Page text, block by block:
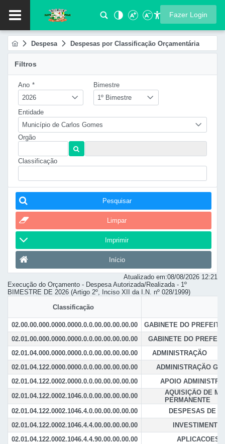
Fazer Login
Despesa Despesas por Classificação Orçamentária
Filtros
Ano *
2026
Bimestre
1º Bimestre
Entidade
Município de Carlos Gomes
Orgão
Classificação
Pesquisar
Limpar
Imprimir
Início
Atualizado em:08/08/2026 12:21
Execução do Orçamento - Despesa Autorizada/Realizada - 1º
BIMESTRE DE 2026 (Artigo 2º, Inciso XII da I.N. nº 028/1999)
Classificação
02.00.00.000.0000.0000.0.0.00.00.00.00.00
GABINETE DO PREFEITO
02.01.00.000.0000.0000.0.0.00.00.00.00.00
GABINETE DO
02.01.04.000.0000.0000.0.0.00.00.00.00.00
ADMINISTRAÇÄO
02.01.04.122.0000.0000.0.0.00.00.00.00.00
ADMINISTRAÇÄO
02.01.04.122.0002.0000.0.0.00.00.00.00.00
APOIO
02.01.04.122.0002.1046.0.0.00.00.00.00.00
AQUISIÇÃO DE
PERMANENTE
02.01.04.122.0002.1046.4.0.00.00.00.00.00
DESPESAS DE
02.01.04.122.0002.1046.4.4.00.00.00.00.00
02.01.04.122.0002.1046.4.4.90.00.00.00.00
APLICACOES